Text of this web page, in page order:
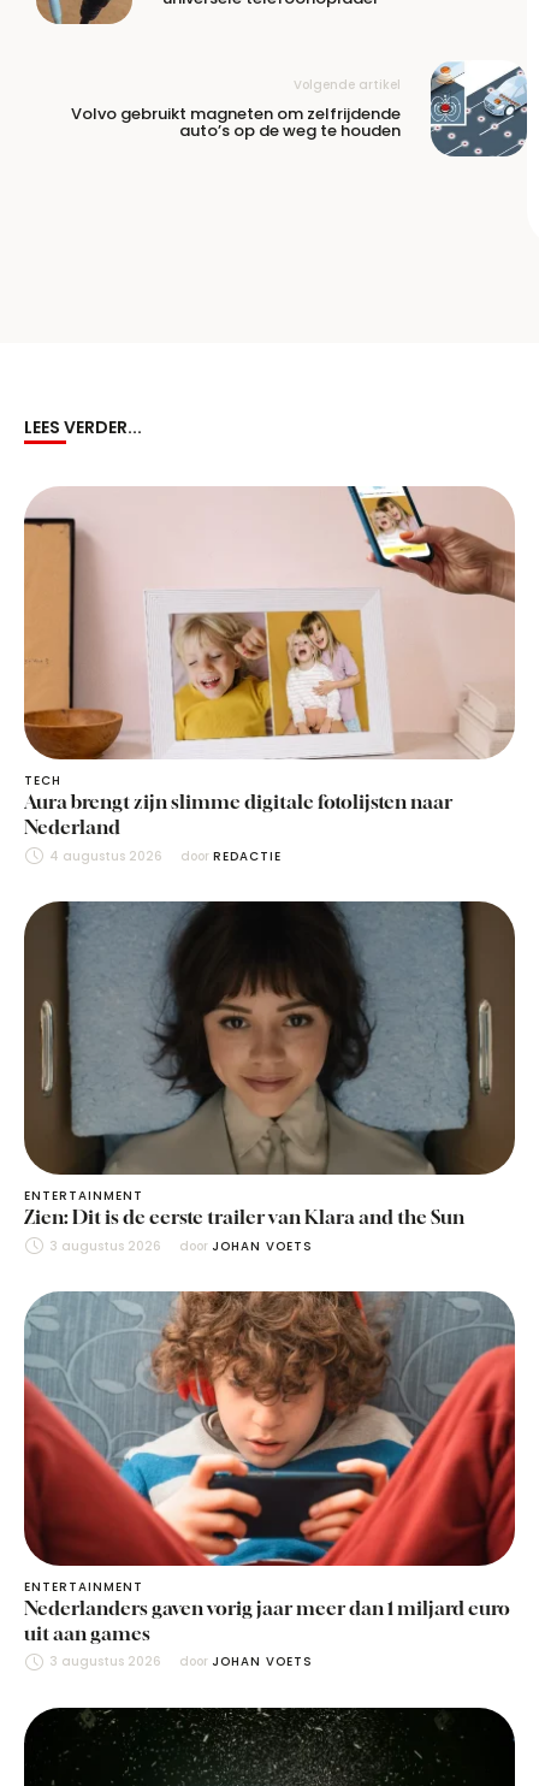
Volgende artikel
Volvo gebruikt magneten om zelfrijdende
auto’s op de weg te houden
LEES VERDER...
TECH
Aura brengt zijn slimme digitale fotolijsten naar
Nederland
4 augustus 2026 door REDACTIE
ENTERTAINMENT
Zien: Dit is de eerste trailer van Klara and the Sun
3 augustus 2026 door JOHAN VOETS
ENTERTAINMENT
Nederlanders gaven vorig jaar meer dan 1 miljard euro
uit aan games
3 augustus 2026 door JOHAN VOETS